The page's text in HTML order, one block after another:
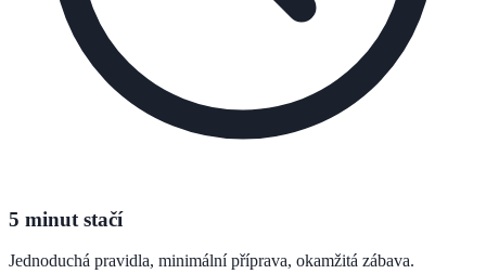
5 minut stačí
Jednoduchá pravidla, minimální příprava, okamžitá zábava.